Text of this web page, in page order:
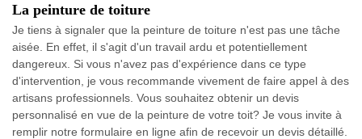
La peinture de toiture
Je tiens à signaler que la peinture de toiture n'est pas une tâche
aisée. En effet, il s'agit d'un travail ardu et potentiellement
dangereux. Si vous n'avez pas d'expérience dans ce type
d'intervention, je vous recommande vivement de faire appel à des
artisans professionnels. Vous souhaitez obtenir un devis
personnalisé en vue de la peinture de votre toit? Je vous invite à
remplir notre formulaire en ligne afin de recevoir un devis détaillé.